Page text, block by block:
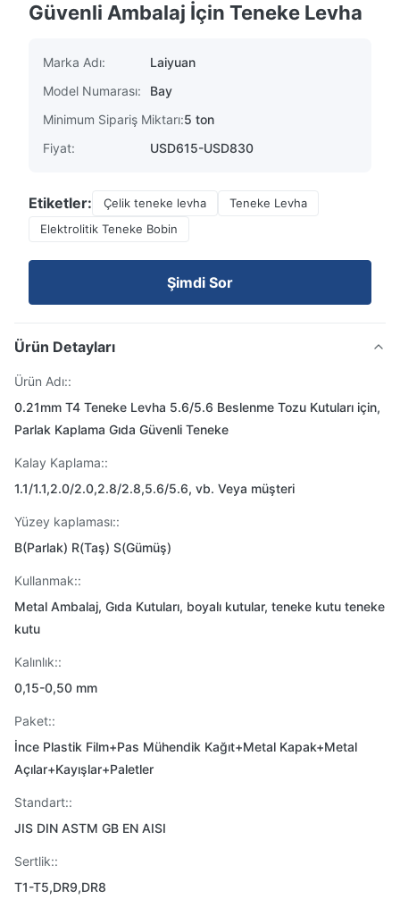
Güvenli Ambalaj İçin Teneke Levha
Marka Adı:
Laiyuan
Model Numarası:
Bay
Minimum Sipariş Miktarı:5 ton
Fiyat:
USD615-USD830
Etiketler: Çelik teneke levha
Teneke Levha
Elektrolitik Teneke Bobin
Şimdi Sor
Ürün Detayları
Ürün Adı::
0.21mm T4 Teneke Levha 5.6/5.6 Beslenme Tozu Kutuları için,
Parlak Kaplama Gıda Güvenli Teneke
Kalay Kaplama::
1.1/1.1,2.0/2.0,2.8/2.8,5.6/5.6, vb. Veya müşteri
Yüzey kaplaması::
B(Parlak) R(Taş) S(Gümüş)
Kullanmak::
Metal Ambalaj, Gıda Kutuları, boyalı kutular, teneke kutu teneke
kutu
Kalınlık::
0,15-0,50 mm
Paket::
İnce Plastik Film+Pas Mühendik Kağıt+Metal Kapak+Metal
Açılar+Kayışlar+Paletler
Standart::
JIS DIN ASTM GB EN AISI
Sertlik::
T1-T5,DR9,DR8